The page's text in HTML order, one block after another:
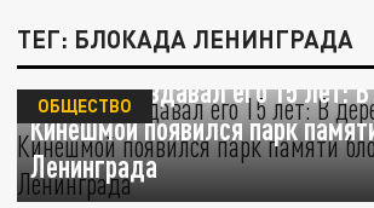
ТЕГ: БЛОКАДА ЛЕНИНГРАДА
Ветеран создавал его 15 лет:
Кинешмой появился парк
Ленинграда
ОБЩЕСТВО